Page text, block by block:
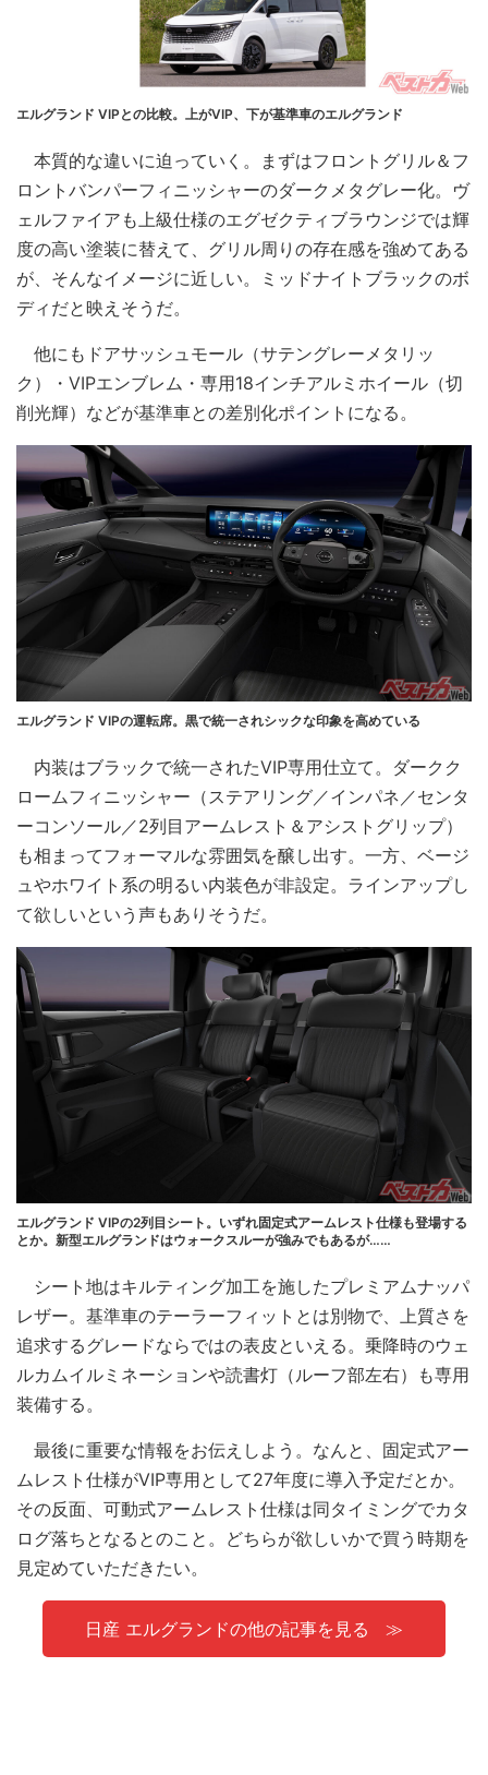
エルグランド VIPとの比較。上がVIP、下が基準車のエルグランド
本質的な違いに迫っていく。まずはフロントグリル＆フ
ロントバンパーフィニッシャーのダークメタグレー化。ヴ
ェルファイアも上級仕様のエグゼクティブラウンジでは輝
度の高い塗装に替えて、グリル周りの存在感を強めてある
が、そんなイメージに近しい。ミッドナイトブラックのボ
ディだと映えそうだ。
他にもドアサッシュモール（サテングレーメタリッ
ク）・VIPエンブレム・専用18インチアルミホイール（切
削光輝）などが基準車との差別化ポイントになる。
エルグランド VIPの運転席。黒で統一されシックな印象を高めている
内装はブラックで統一されたVIP専用仕立て。ダークク
ロームフィニッシャー（ステアリング／インパネ／センタ
ーコンソール／2列目アームレスト＆アシストグリップ）
も相まってフォーマルな雰囲気を醸し出す。一方、ベージ
ュやホワイト系の明るい内装色が非設定。ラインアップし
て欲しいという声もありそうだ。
エルグランド VIPの2列目シート。いずれ固定式アームレスト仕様も登場する
とか。新型エルグランドはウォークスルーが強みでもあるが……
シート地はキルティング加工を施したプレミアムナッパ
レザー。基準車のテーラーフィットとは別物で、上質さを
追求するグレードならではの表皮といえる。乗降時のウェ
ルカムイルミネーションや読書灯（ルーフ部左右）も専用
装備する。
最後に重要な情報をお伝えしよう。なんと、固定式アー
ムレスト仕様がVIP専用として27年度に導入予定だとか。
その反面、可動式アームレスト仕様は同タイミングでカタ
ログ落ちとなるとのこと。どちらが欲しいかで買う時期を
見定めていただきたい。
日産 エルグランドの他の記事を見る